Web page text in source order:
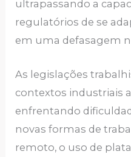
ultrapassando a
regulatórios de se
em uma defasagem
As legislações
contextos industriais
enfrentando
novas formas de
remoto, o uso de